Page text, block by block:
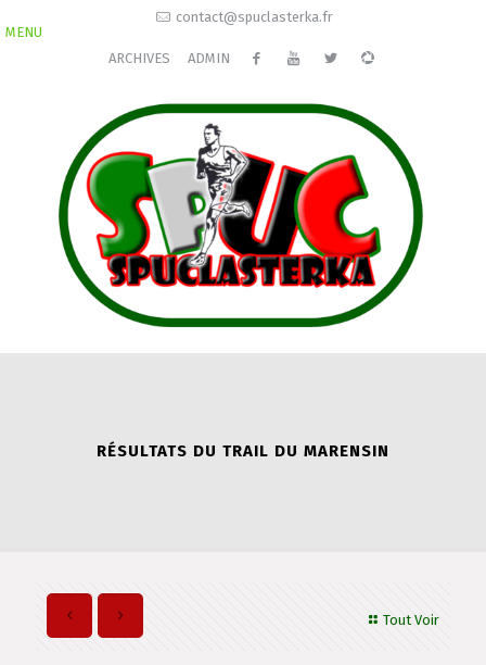
contact@spuclasterka.fr
ARCHIVES ADMIN
MENU
RÉSULTATS DU TRAIL DU MARENSIN
Tout Voir